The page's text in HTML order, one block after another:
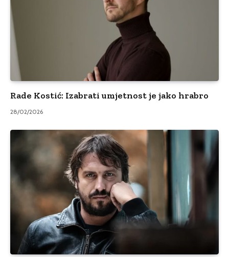
Rade Kostić: Izabrati umjetnost je jako hrabro
28/02/2026